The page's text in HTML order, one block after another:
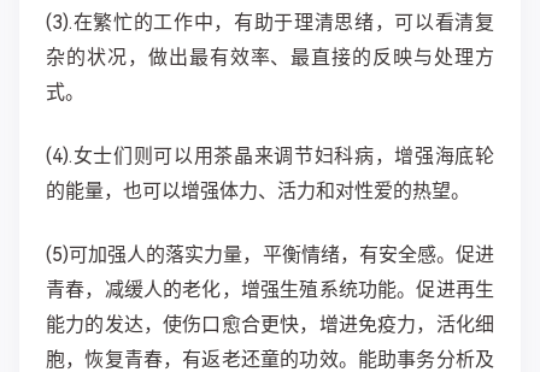
(3).在繁忙的工作中，有助于理清思绪，可以看清复
杂的状况，做出最有效率、最直接的反映与处理方
式。
(4).女士们则可以用茶晶来调节妇科病，增强海底轮
的能量，也可以增强体力、活力和对性爱的热望。
(5)可加强人的落实力量，平衡情绪，有安全感。促进
青春，减缓人的老化，增强生殖系统功能。促进再生
能力的发达，使伤口愈合更快，增进免疫力，活化细
胞，恢复青春，有返老还童的功效。能助事务分析及